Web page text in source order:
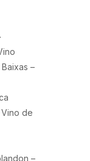
–
de
–